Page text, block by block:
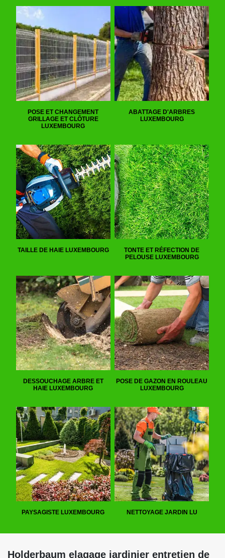
POSE ET CHANGEMENT
GRILLAGE ET CLÔTURE
LUXEMBOURG
ABATTAGE D'ARBRES
LUXEMBOURG
TAILLE DE HAIE LUXEMBOURG
TONTE ET RÉFECTION DE
PELOUSE LUXEMBOURG
DESSOUCHAGE ARBRE ET
HAIE LUXEMBOURG
POSE DE GAZON EN ROULEAU
LUXEMBOURG
PAYSAGISTE LUXEMBOURG NETTOYAGE JARDIN LU
Holderbaum elagage jardinier entretien de